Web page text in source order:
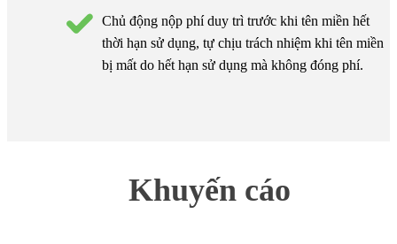
Chủ động nộp phí duy trì trước khi tên miền hết
thời hạn sử dụng, tự chịu trách nhiệm khi tên miền
bị mất do hết hạn sử dụng mà không đóng phí.
Khuyến cáo